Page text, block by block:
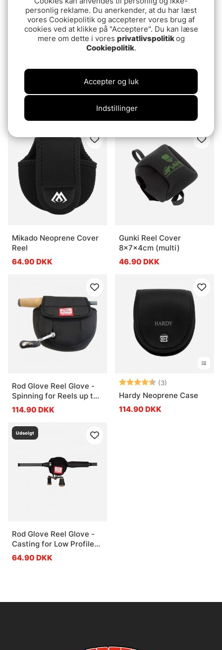
Gunki Reel Cover Spin-M
(Spinning)
84.90 DKK
Mikado Neoprene Cover
Reel
64.90 DKK
Gunki Reel Cover
8x7x4cm (multi)
46.90 DKK
Rod Glove Reel Glove -
Spinning for Reels up to
3000
114.90 DKK
Vurdering: (3)
Hardy Neoprene Case
114.90 DKK
Udsolgt
Rod Glove Reel Glove -
Casting for Low Profile
Reels
64.90 DKK
personlig reklame. Du anerkender, at du har læst
vores Cookiepolitik og accepterer vores brug af
cookies ved at klikke på "Acceptere". Du kan læse
mere om dette i vores privatlivspolitikog
Cookiepolitik.
Indstillinger
Accepter og luk